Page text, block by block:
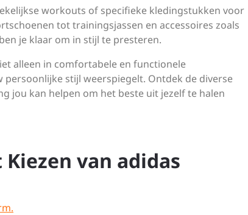
workouts of specifieke kledingstukken voor
tot trainingsjassen en accessoires zoals
je klaar om in stijl te presteren.
alleen in comfortabele en functionele
stijl weerspiegelt. Ontdek de diverse
jou kan helpen om het beste uit jezelf te halen
van adidas